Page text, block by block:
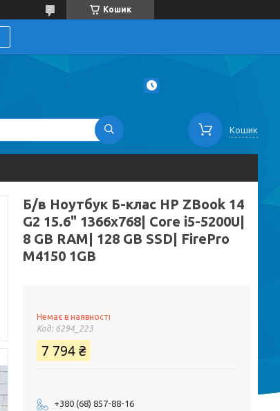
Кошик
Кошик
Б/в Ноутбук Б-клас HP ZBook 14
G2 15.6" 1366x768| Core i5-5200U|
8 GB RAM| 128 GB SSD| FirePro
M4150 1GB
Немає в наявності
Код: 6294_223
7 794 ₴
+380 (68) 857-88-16